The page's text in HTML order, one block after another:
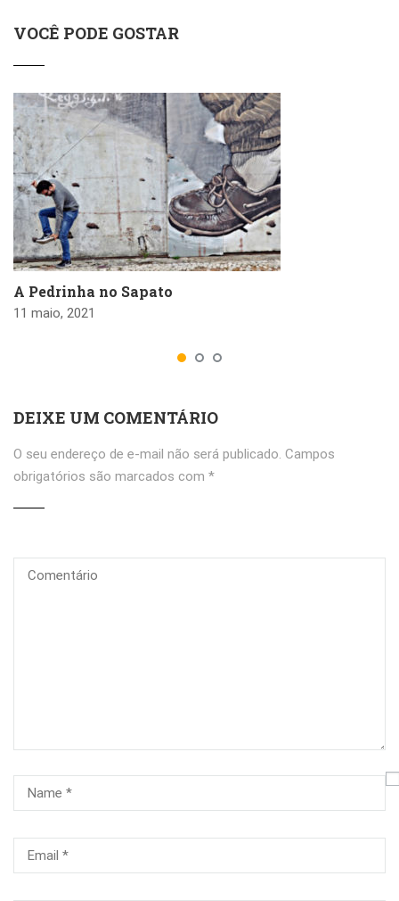
VOCÊ PODE GOSTAR
A Pedrinha no Sapato
11 maio, 2021
DEIXE UM COMENTÁRIO
O seu endereço de e-mail não será publicado. Campos
obrigatórios são marcados com *